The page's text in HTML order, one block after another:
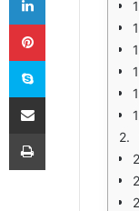
Pinterest
Skype
E-Posta ile paylaş